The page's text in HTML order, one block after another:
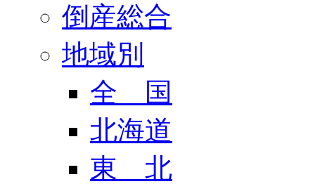
倒産総合
地域別
全 国
北海道
東 北